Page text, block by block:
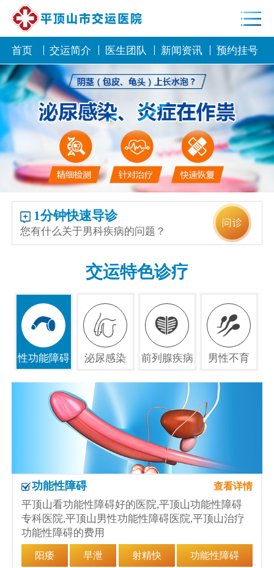
首页 交运简介 医生团队 新闻资讯 预约挂号
1分钟快速导诊
您有什么关于男科疾病的问题？
交运特色诊疗
性功能障碍 泌尿感染 前列腺疾病 男性不育
功能性障碍 查看详情
平顶山看功能性障碍好的医院,平顶山功能性障碍
专科医院,平顶山男性功能性障碍医院,平顶山治疗
功能性障碍的费用
阳痿 早泄 射精快 功能性障碍